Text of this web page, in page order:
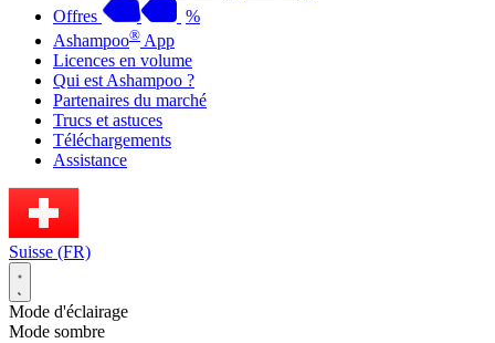
Offres
%
Ashampoo® App
Licences en volume
Qui est Ashampoo ?
Partenaires du marché
Trucs et astuces
Téléchargements
Assistance
Suisse (FR)
Mode d'éclairage
Mode sombre